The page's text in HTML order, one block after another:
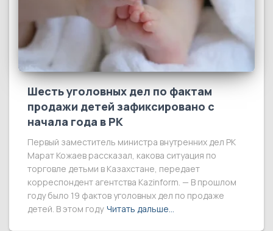
Шесть уголовных дел по фактам
продажи детей зафиксировано с
начала года в РК
Первый заместитель министра внутренних дел РК
Марат Кожаев рассказал, какова ситуация по
торговле детьми в Казахстане, передает
корреспондент агентства Kazinform. — В прошлом
году было 19 фактов уголовных дел по продаже
детей. В этом году Читать дальше…